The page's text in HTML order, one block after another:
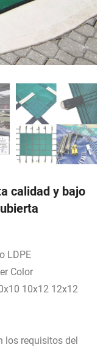
calidad y bajo
LDPE
Color
10x12 12x12
los requisitos del